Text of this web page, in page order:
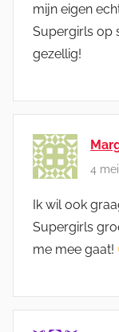
mijn eigen
Supergirls op
gezellig!
4
Ik wil ook
Supergirls
me mee gaat!